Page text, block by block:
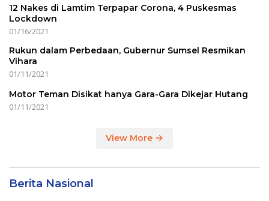
12 Nakes di Lamtim Terpapar Corona, 4 Puskesmas
Lockdown
01/16/2021
Rukun dalam Perbedaan, Gubernur Sumsel Resmikan
Vihara
01/11/2021
Motor Teman Disikat hanya Gara-Gara Dikejar Hutang
01/11/2021
View More
Berita Nasional